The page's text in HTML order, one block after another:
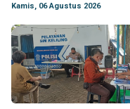
Kamis, 06 Agustus 2026